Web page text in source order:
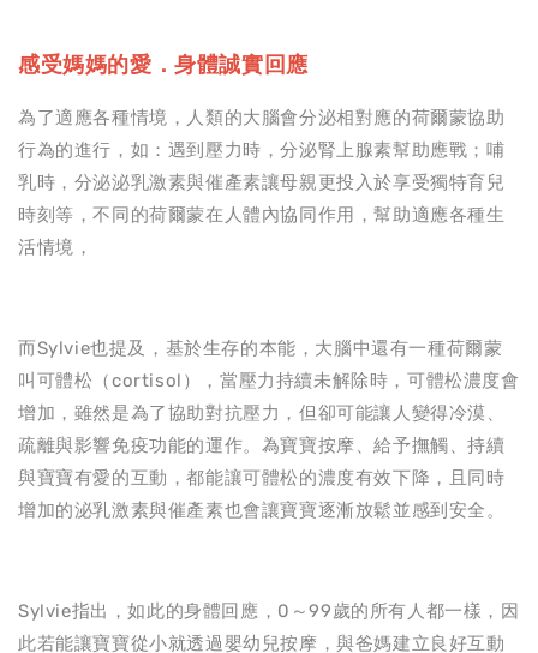
感受媽媽的愛．身體誠實回應
為了適應各種情境，人類的大腦會分泌相對應的荷爾蒙協助
行為的進行，如：遇到壓力時，分泌腎上腺素幫助應戰；哺
乳時，分泌泌乳激素與催產素讓母親更投入於享受獨特育兒
時刻等，不同的荷爾蒙在人體內協同作用，幫助適應各種生
活情境，
而Sylvie也提及，基於生存的本能，大腦中還有一種荷爾蒙
叫可體松（cortisol），當壓力持續未解除時，可體松濃度會
增加，雖然是為了協助對抗壓力，但卻可能讓人變得冷漠、
疏離與影響免疫功能的運作。為寶寶按摩、給予撫觸、持續
與寶寶有愛的互動，都能讓可體松的濃度有效下降，且同時
增加的泌乳激素與催產素也會讓寶寶逐漸放鬆並感到安全。
Sylvie指出，如此的身體回應，0～99歲的所有人都一樣，因
此若能讓寶寶從小就透過嬰幼兒按摩，與爸媽建立良好互動